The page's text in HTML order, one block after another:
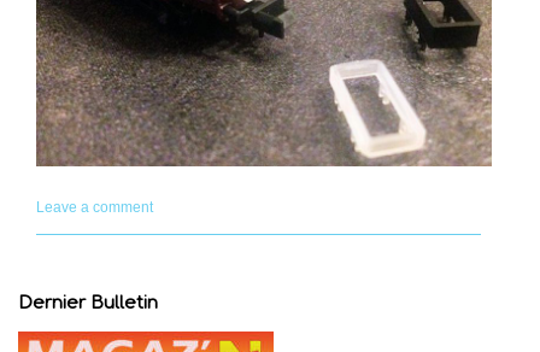
Leave a comment
Dernier Bulletin